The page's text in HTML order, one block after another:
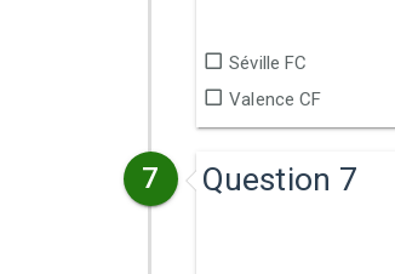
Séville FC
Valence CF
7 Question 7